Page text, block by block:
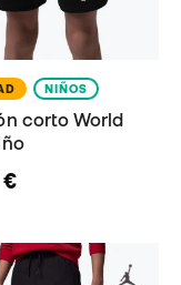
NIÑOS
corto World